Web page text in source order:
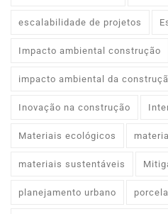
escalabilidade de projetos
Impacto ambiental construção
impacto ambiental da
Inovação na construção
Materiais ecológicos
materiais sustentáveis
planejamento urbano